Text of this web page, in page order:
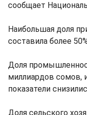
сообщает
Наибольшая доля
составила более
Доля
миллиардов сомов,
показатели
Доля сельского